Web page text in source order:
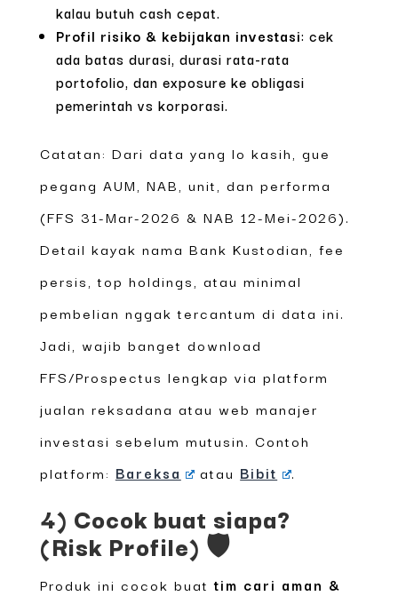
kalau butuh cash cepat.
Profil risiko & kebijakan investasi: cek
ada batas durasi, durasi rata-rata
portofolio, dan exposure ke obligasi
pemerintah vs korporasi.
Catatan: Dari data yang lo kasih, gue
pegang AUM, NAB, unit, dan performa
(FFS 31-Mar-2026 & NAB 12-Mei-2026).
Detail kayak nama Bank Kustodian, fee
persis, top holdings, atau minimal
pembelian nggak tercantum di data ini.
Jadi, wajib banget download
FFS/Prospectus lengkap via platform
jualan reksadana atau web manajer
investasi sebelum mutusin. Contoh
platform: Bareksa atau Bibit .
4) Cocok buat siapa?
(Risk Profile) 🛡️
Produk ini cocok buattim cari aman &